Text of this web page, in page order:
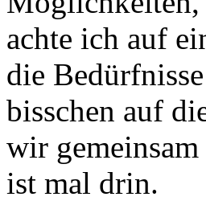
achte ich auf
die
bisschen auf
wir
ist mal drin.